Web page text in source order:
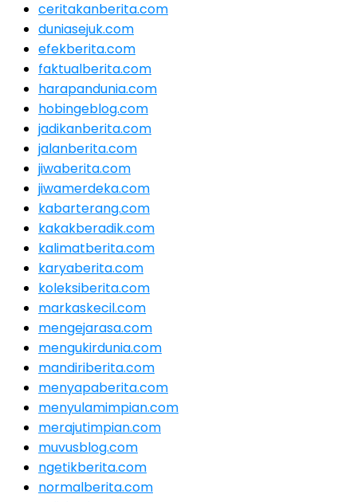
ceritakanberita.com
duniasejuk.com
efekberita.com
faktualberita.com
harapandunia.com
hobingeblog.com
jadikanberita.com
jalanberita.com
jiwaberita.com
jiwamerdeka.com
kabarterang.com
kakakberadik.com
kalimatberita.com
karyaberita.com
koleksiberita.com
markaskecil.com
mengejarasa.com
mengukirdunia.com
mandiriberita.com
menyapaberita.com
menyulamimpian.com
merajutimpian.com
muvusblog.com
ngetikberita.com
normalberita.com